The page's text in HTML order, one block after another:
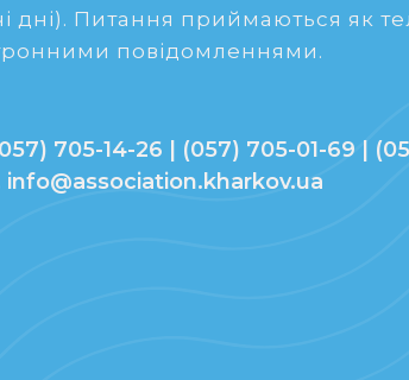
дні). Питання приймаються як
повідомленнями.
705-14-26 | (057) 705-01-69 |
info@association.kharkov.ua